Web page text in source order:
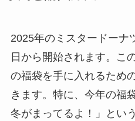
2025年のミスタードーナ
日から開始されます。こ
の福袋を手に入れるため
きます。特に、今年の福
冬がまってるよ！」とい